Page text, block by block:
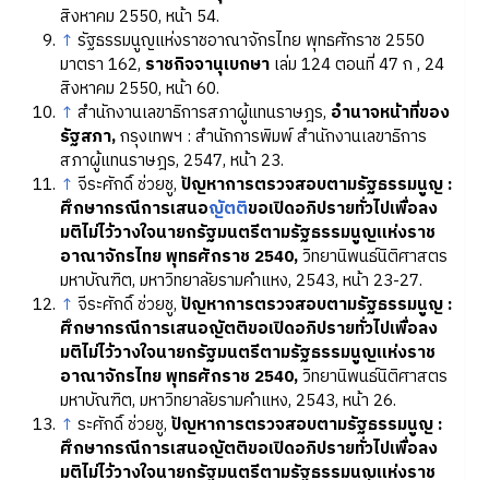
สิงหาคม 2550, หน้า 54.
↑ รัฐธรรมนูญแห่งราชอาณาจักรไทย พุทธศักราช 2550
มาตรา 162, ราชกิจจานุเบกษา เล่ม 124 ตอนที่ 47 ก , 24
สิงหาคม 2550, หน้า 60.
↑ สำนักงานเลขาธิการสภาผู้แทนราษฎร, อำนาจหน้าที่ของ
รัฐสภา,กรุงเทพฯ : สำนักการพิมพ์ สำนักงานเลขาธิการ
สภาผู้แทนราษฎร, 2547, หน้า 23.
↑ จีระศักดิ์ ช่วยชู,ปัญหาการตรวจสอบตามรัฐธรรมนูญ :
ศึกษากรณีการเสนอญัตติขอเปิดอภิปรายทั่วไปเพื่อลง
มติไม่ไว้วางใจนายกรัฐมนตรีตามรัฐธรรมนูญแห่งราช
อาณาจักรไทย พุทธศักราช 2540,วิทยานิพนธ์นิติศาสตร
มหาบัณฑิต, มหาวิทยาลัยรามคำแหง, 2543, หน้า 23-27.
↑ จีระศักดิ์ ช่วยชู,ปัญหาการตรวจสอบตามรัฐธรรมนูญ :
ศึกษากรณีการเสนอญัตติขอเปิดอภิปรายทั่วไปเพื่อลง
มติไม่ไว้วางใจนายกรัฐมนตรีตามรัฐธรรมนูญแห่งราช
อาณาจักรไทย พุทธศักราช 2540,วิทยานิพนธ์นิติศาสตร
มหาบัณฑิต, มหาวิทยาลัยรามคำแหง, 2543, หน้า 26.
↑ ระศักดิ์ ช่วยชู,ปัญหาการตรวจสอบตามรัฐธรรมนูญ :
ศึกษากรณีการเสนอญัตติขอเปิดอภิปรายทั่วไปเพื่อลง
มติไม่ไว้วางใจนายกรัฐมนตรีตามรัฐธรรมนูญแห่งราช